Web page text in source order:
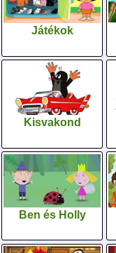
Játékok
Kisvakond
Ben és Holly